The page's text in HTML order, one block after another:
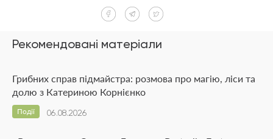
Рекомендовані матеріали
Грибних справ підмайстра: розмова про магію, ліси та
долю з Катериною Корнієнко
06.08.2026
Події